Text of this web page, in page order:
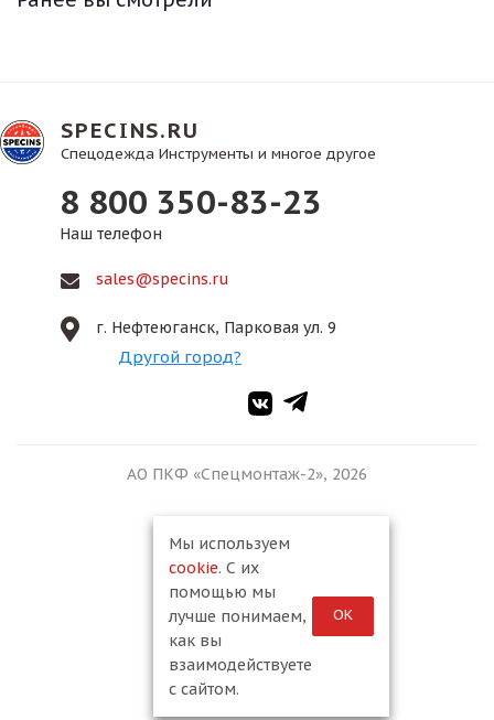
SPECINS.RU
Спецодежда Инструменты и многое другое
8 800 350-83-23
Наш телефон
sales@specins.ru
г. Нефтеюганск, Парковая ул. 9
Другой город?
АО ПКФ «Спецмонтаж-2», 2026
Мы используем
cookie. С их
помощью мы
лучше понимаем,
как вы
взаимодействуете
с сайтом.
ОК